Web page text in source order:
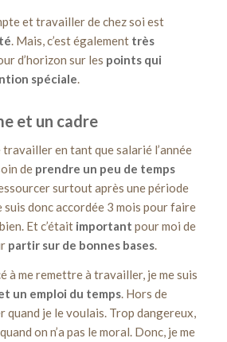
et travailler de chez soi est
. Mais, c’est également très
d’horizon sur les points qui
spéciale.
et un cadre
travailler en tant que salarié l’année
de prendre un peu de temps
surtout après une période
suis donc accordée 3 mois pour faire
Et c’était important pour moi de
partir sur de bonnes bases.
à me remettre à travailler, je me suis
un emploi du temps. Hors de
quand je le voulais. Trop dangereux,
on n’a pas le moral. Donc, je me